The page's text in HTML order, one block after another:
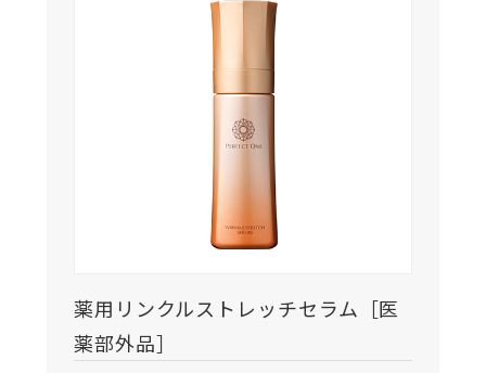
薬用リンクルストレッチセラム［医
薬部外品］